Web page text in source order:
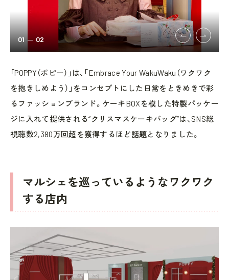
01 02
「POPPY（ポピー）」は、「Embrace Your WakuWaku（ワクワク
を抱きしめよう）」をコンセプトにした日常をときめきで彩
るファッションブランド。ケーキBOXを模した特製パッケー
ジに入れて提供される“クリスマスケーキバッグ”は、SNS総
視聴数2,380万回超を獲得するほど話題となりました。
マルシェを巡っているようなワクワク
する店内